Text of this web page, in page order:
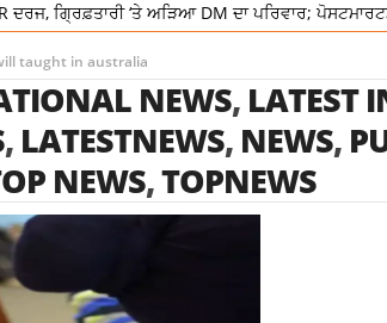
ਦਰਜ, ਗ੍ਰਿਫ਼ਤਾਰੀ ‘ਤੇ ਅੜਿਆ DM ਦਾ ਪਰਿਵਾਰ;
taught in australia
NEWS, LATEST
, LATESTNEWS, NEWS,
NEWS,TOPNEWS